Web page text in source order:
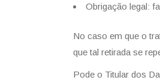
Obrigação legal:
No caso em que o
que tal retirada se
Pode o Titular dos